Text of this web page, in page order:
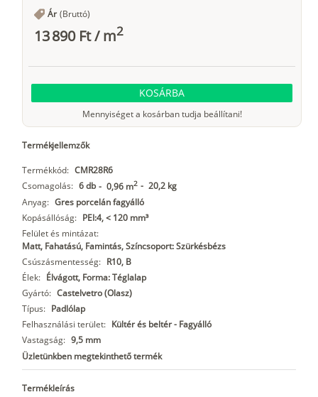
Ár (Bruttó)
13 890 Ft/m2
KOSÁRBA
Mennyiséget a kosárban tudja beállítani!
Termékjellemzők
Termékkód: CMR28R6
Csomagolás: 6 db - 0,96 m2 - 20,2 kg
Anyag: Gres porcelán fagyálló
Kopásállóság: PEI:4, < 120 mm³
Felület és mintázat:
Matt, Fahatású, Famintás, Színcsoport: Szürkésbézs
Csúszásmentesség: R10, B
Élek: Élvágott, Forma: Téglalap
Gyártó: Castelvetro (Olasz)
Típus: Padlólap
Felhasználási terület: Kültér és beltér - Fagyálló
Vastagság: 9,5 mm
Üzletünkben megtekinthető termék
Termékleírás